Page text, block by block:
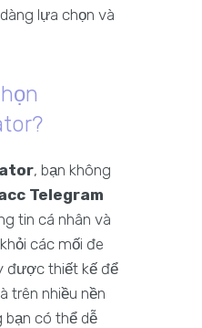
lựa chọn và
, bạn không
Telegram
tin cá nhân và
các mối đe
được thiết kế để
trên nhiều nền
bạn có thể dễ